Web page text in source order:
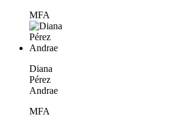
MFA
Diana
Pérez
Andrae
MFA